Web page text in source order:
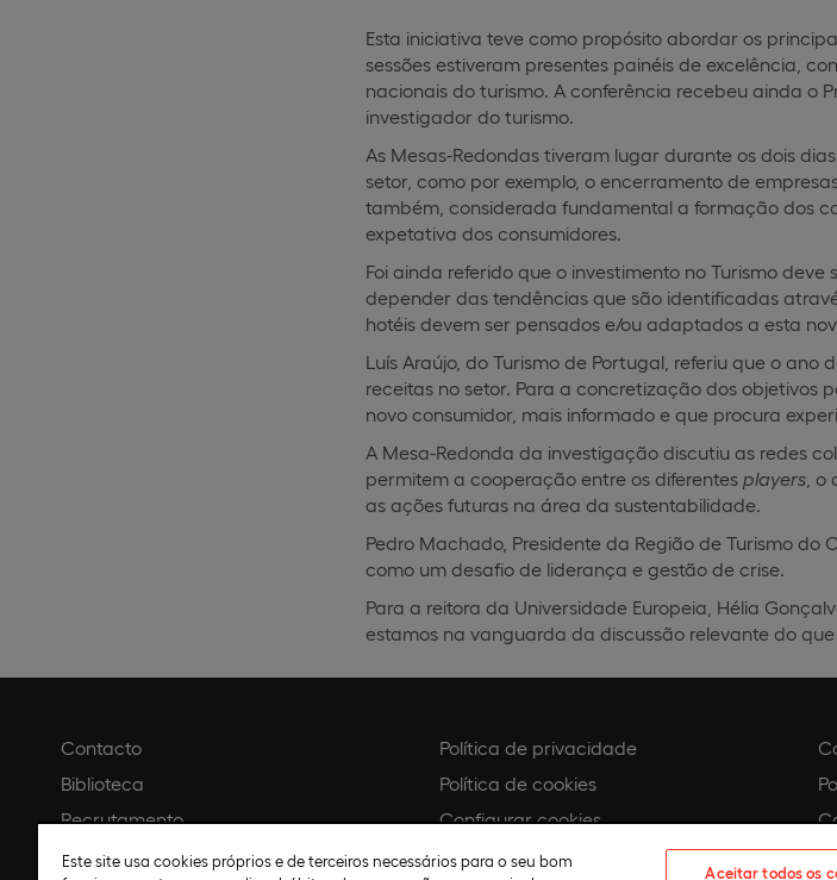
Esta iniciativa teve como propósito abordar os
sessões estiveram presentes painéis de excelência,
nacionais do turismo. A conferência recebeu ainda o
investigador do turismo.
As Mesas-Redondas tiveram lugar durante os dois
setor, como por exemplo, o encerramento de
também, considerada fundamental a formação dos
expetativa dos consumidores.
Foi ainda referido que o investimento no Turismo
depender das tendências que são identificadas
hotéis devem ser pensados e/ou adaptados a esta
Luís Araújo, do Turismo de Portugal, referiu que o
receitas no setor. Para a concretização dos objetivos
novo consumidor, mais informado e que procura
A Mesa-Redonda da investigação discutiu as redes
permitem a cooperação entre os diferentes players, o
as ações futuras na área da sustentabilidade.
Pedro Machado, Presidente da Região de Turismo do
como um desafio de liderança e gestão de crise.
Para a reitora da Universidade Europeia, Hélia
estamos na vanguarda da discussão relevante do
Contacto
Biblioteca
Recrutamento
Agendar visita
Política de privacidade
Política de cookies
Configurar cookies
Aviso legal
Este site usa cookies próprios e de terceiros necessários para o seu bom
Aceitar todos os